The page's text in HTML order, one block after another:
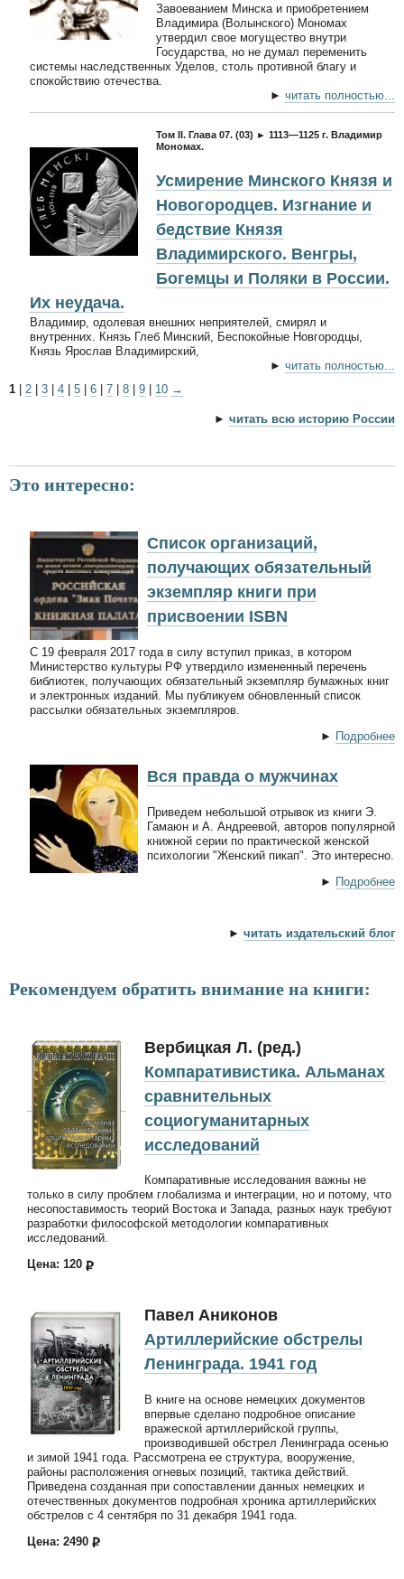
Завоеванием Минска и приобретением
Владимира (Волынского) Мономах
утвердил свое могущество внутри
Государства, но не думал переменить
системы наследственных Уделов, столь противной благу и
спокойствию отечества.
► читать полностью...
Том II. Глава 07. (03) ► 1113—1125 г. Владимир
Мономах.
Усмирение Минского Князя и
Новогородцев. Изгнание и
бедствие Князя
Владимирского. Венгры,
Богемцы и Поляки в России.
Их неудача.
Владимир, одолевая внешних неприятелей, смирял и
внутренних. Князь Глеб Минский, Беспокойные Новгородцы,
Князь Ярослав Владимирский,
► читать полностью...
1
2 3 4 5 6 7 8 9 10 →
► читать всю историю России
Это интересно:
Список организаций,
получающих обязательный
экземпляр книги при
присвоении ISBN
С 19 февраля 2017 года в силу вступил приказ, в котором
Министерство культуры РФ утвердило измененный перечень
библиотек, получающих обязательный экземпляр бумажных книг
и электронных изданий. Мы публикуем обновленный список
рассылки обязательных экземпляров.
► Подробнее
Вся правда о мужчинах
Приведем небольшой отрывок из книги Э.
Гамаюн и А. Андреевой, авторов популярной
книжной серии по практической женской
психологии "Женский пикап". Это интересно.
► Подробнее
► читать издательский блог
Рекомендуем обратить внимание на книги:
Вербицкая Л. (ред.)
Компаративистика. Альманах
сравнительных
социогуманитарных
исследований
Компаративные исследования важны не
только в силу проблем глобализма и интеграции, но и потому, что
несопоставимость теорий Востока и Запада, разных наук требуют
разработки философской методологии компаративных
исследований.
Цена: 120
Павел Аниконов
Артиллерийские обстрелы
Ленинграда. 1941 год
В книге на основе немецких документов
впервые сделано подробное описание
вражеской артиллерийской группы,
производившей обстрел Ленинграда осенью
и зимой 1941 года. Рассмотрена ее структура, вооружение,
районы расположения огневых позиций, тактика действий.
Приведена созданная при сопоставлении данных немецких и
отечественных документов подробная хроника артиллерийских
обстрелов с 4 сентября по 31 декабря 1941 года.
Цена: 2490